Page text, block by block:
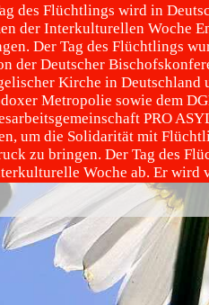
des Flüchtlings wird in
der Interkulturellen Woche
Der Tag des Flüchtlings
der Deutscher
Kirche in Deutschland
Metropolie sowie dem
PRO
um die Solidarität mit
zu bringen. Der Tag des
Woche ab. Er wird
PRO
finden Aktionen,
und Gottesdienste an